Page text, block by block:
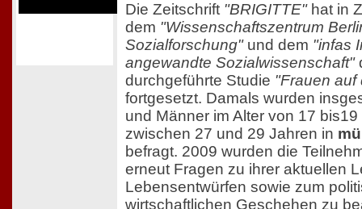
Die Zeitschrift "BRIGITTE"hat in
dem "Wissenschaftszentrum
Sozialforschung"und dem "infas
angewandte Sozialwissenschaft"
durchgeführte Studie "Frauen auf
fortgesetzt. Damals wurden
und Männer im Alter von 17
zwischen 27 und 29 Jahren in
befragt. 2009 wurden die
erneut Fragen zu ihrer aktuellen
Lebensentwürfen sowie zum
wirtschaftlichen Geschehen zu